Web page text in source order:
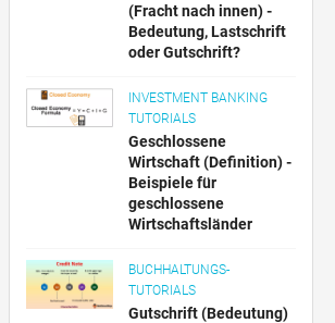
(Fracht nach innen) -
Bedeutung, Lastschrift
oder Gutschrift?
INVESTMENT BANKING
TUTORIALS
Geschlossene
Wirtschaft (Definition) -
Beispiele für
geschlossene
Wirtschaftsländer
BUCHHALTUNGS-
TUTORIALS
Gutschrift (Bedeutung)